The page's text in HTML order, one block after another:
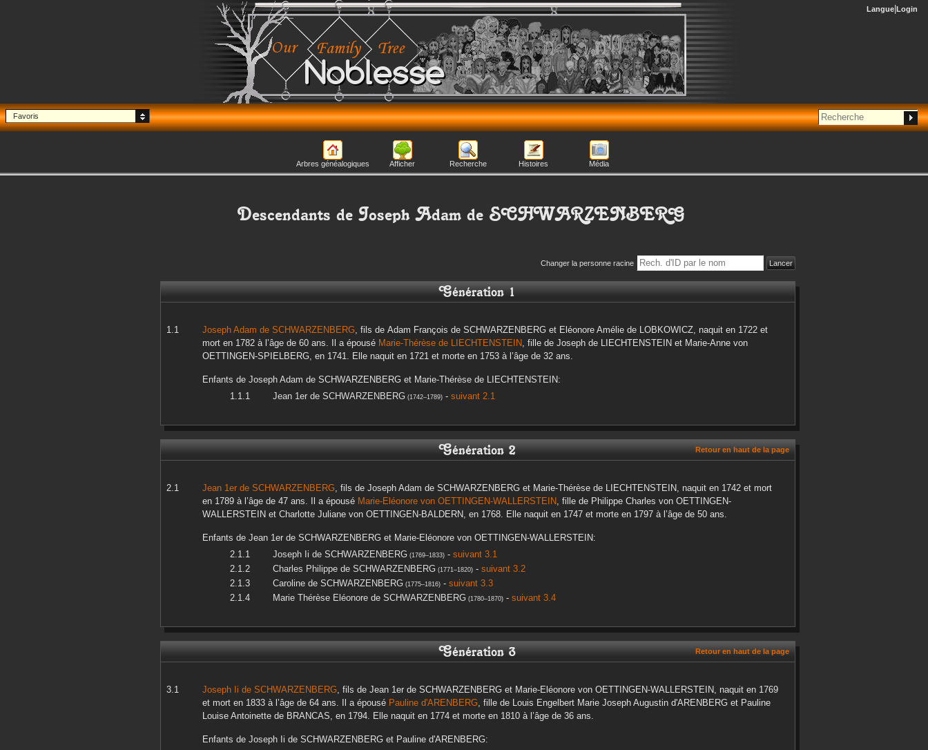
Noblesse
Langue Login
Favoris
Arbres généalogiques Afficher Recherche Histoires Média
Descendants de Joseph Adam de SCHWARZENBERG
Changer la personne racine
Génération 1
Joseph Adam de SCHWARZENBERG, fils de Adam François de SCHWARZENBERG et Eléonore Amélie de LOBKOWICZ, naquit en 1722 et
mort en 1782 à l’âge de 60 ans. Il a épousé Marie-Thérèse de LIECHTENSTEIN, fille de Joseph de LIECHTENSTEIN et Marie-Anne von
OETTINGEN-SPIELBERG, en 1741. Elle naquit en 1721 et morte en 1753 à l’âge de 32 ans.
Enfants de Joseph Adam de SCHWARZENBERG et Marie-Thérèse de LIECHTENSTEIN:
Jean 1erde SCHWARZENBERG(1742–1789)- suivant 2.1
Génération 2 Retour en haut de la page
Jean 1er de SCHWARZENBERG, fils de Joseph Adam de SCHWARZENBERG et Marie-Thérèse de LIECHTENSTEIN, naquit en 1742 et mort
en 1789 à l’âge de 47 ans. Il a épousé Marie-Eléonore von OETTINGEN-WALLERSTEIN, fille de Philippe Charles von OETTINGEN-
WALLERSTEIN et Charlotte Juliane von OETTINGEN-BALDERN, en 1768. Elle naquit en 1747 et morte en 1797 à l’âge de 50 ans.
Enfants de Jean 1er de SCHWARZENBERG et Marie-Eléonore von OETTINGEN-WALLERSTEIN:
Joseph Ii de SCHWARZENBERG(1769–1833)- suivant 3.1
Charles Philippede SCHWARZENBERG(1771–1820)- suivant 3.2
Carolinede SCHWARZENBERG(1775–1816)- suivant 3.3
Marie Thérèse Eléonorede SCHWARZENBERG(1780–1870)- suivant 3.4
Génération 3 Retour en haut de la page
Joseph Ii de SCHWARZENBERG, fils de Jean 1er de SCHWARZENBERG et Marie-Eléonore von OETTINGEN-WALLERSTEIN, naquit en 1769
et mort en 1833 à l’âge de 64 ans. Il a épousé Pauline d'ARENBERG, fille de Louis Engelbert Marie Joseph Augustin d'ARENBERG et Pauline
Louise Antoinette de BRANCAS, en 1794. Elle naquit en 1774 et morte en 1810 à l’âge de 36 ans.
Enfants de Joseph Ii de SCHWARZENBERG et Pauline d'ARENBERG: